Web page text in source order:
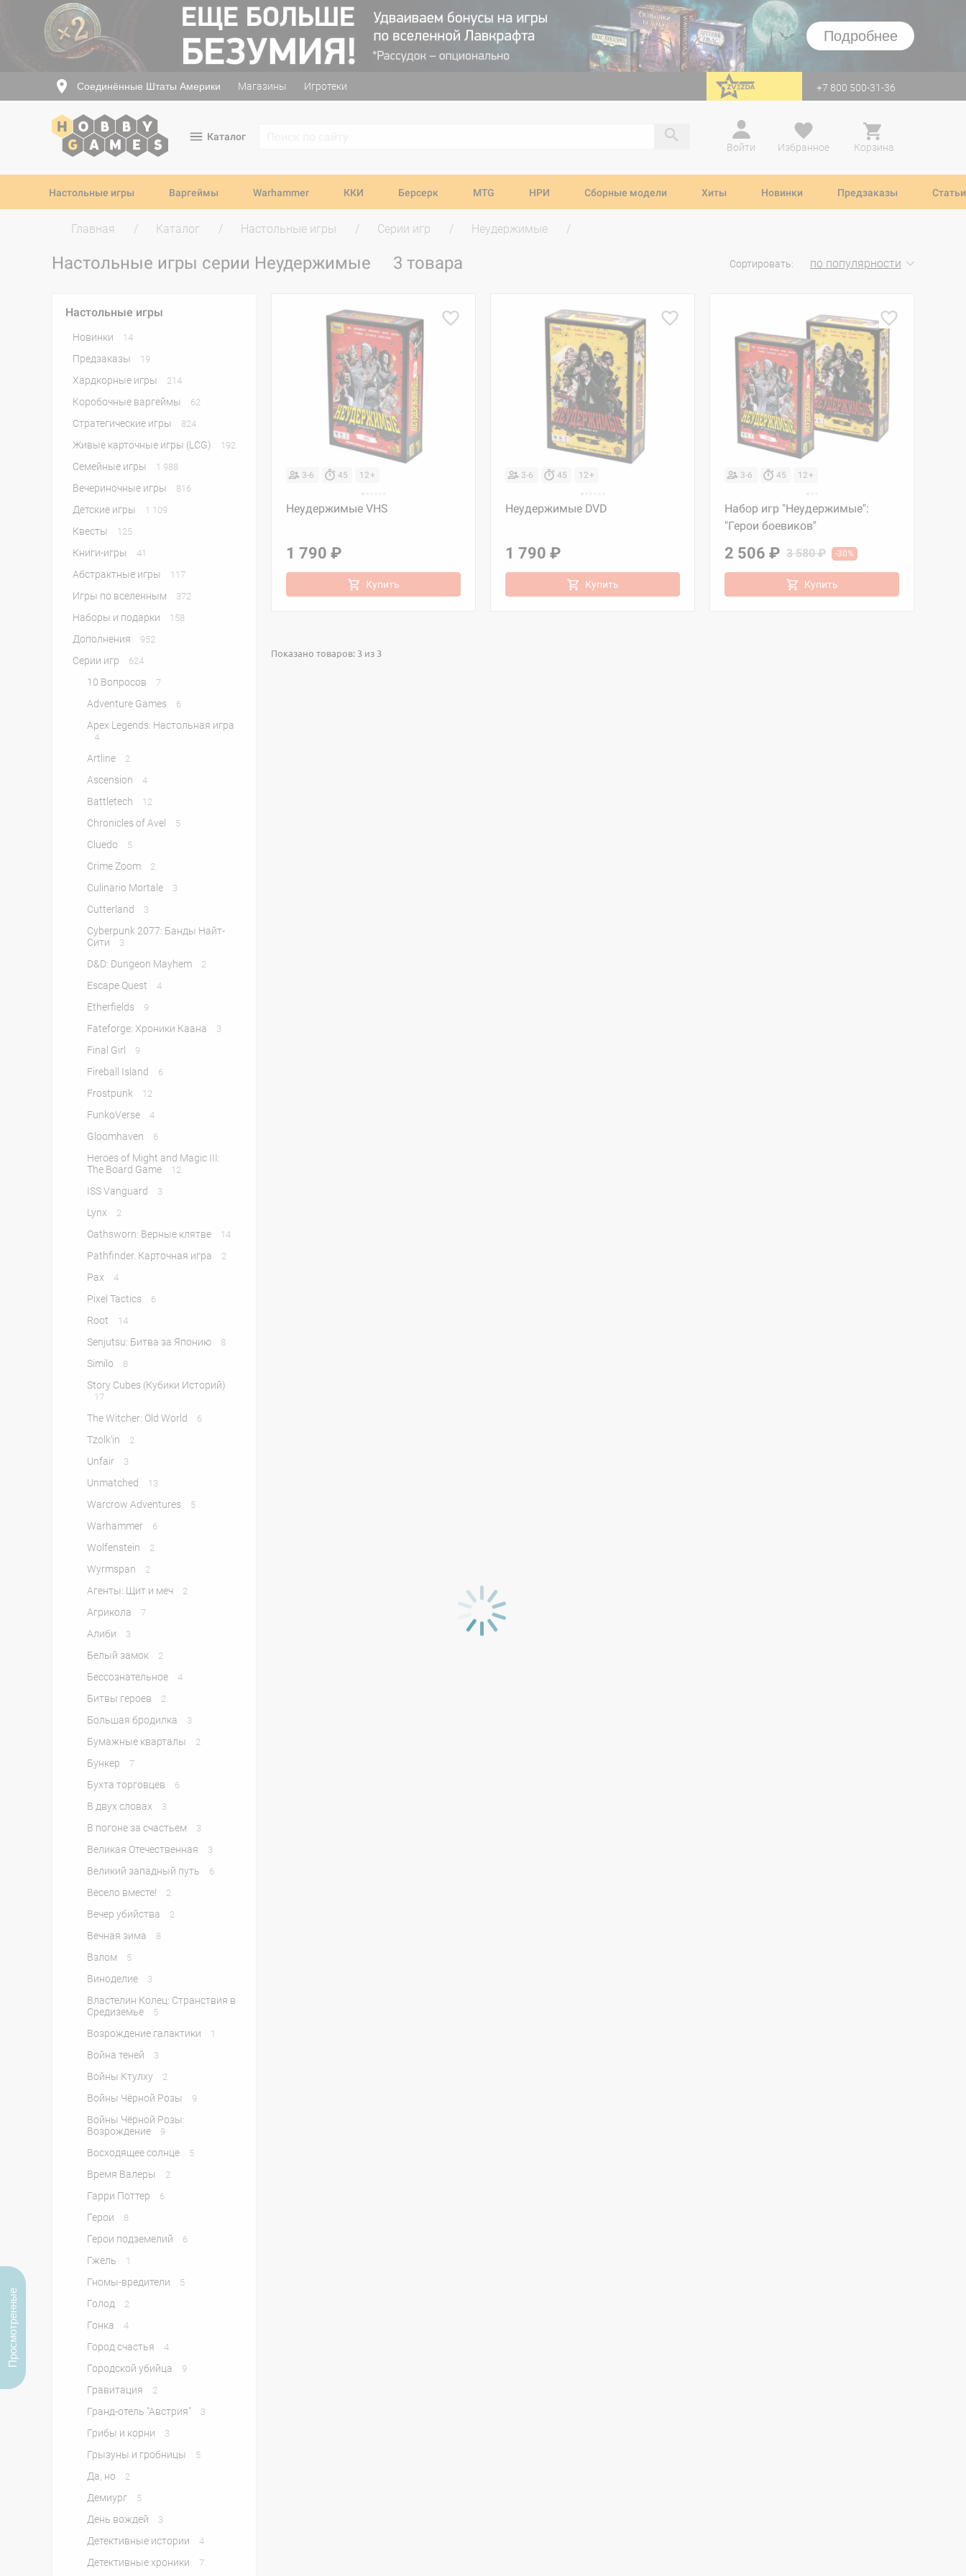
Подробнее
Соединённые Штаты Америки Магазины Игротеки перейти на Zvezda +7 800 500-31-36
Каталог
Войти
Избранное Корзина
Настольные игры Варгеймы Warhammer ККИ Берсерк MTG НРИ Сборные модели Хиты Новинки Предзаказы Статьи
Главная Каталог Настольные игры Серии игр Неудержимые
Настольные игры серии Неудержимые 3 товара Сортировать: по популярности
Настольные игры
Новинки 14
Предзаказы 19
Хардкорные игры 214
Коробочные варгеймы 62
Стратегические игры 824
Живые карточные игры (LCG) 192
Семейные игры 1 988
Вечериночные игры 816
Детские игры 1 109
Квесты 125
Книги-игры 41
Абстрактные игры 117
Игры по вселенным 372
Наборы и подарки 158
Дополнения 952
Серии игр 624
10 Вопросов 7
Adventure Games 6
Apex Legends: Настольная игра
4
Artline 2
Ascension 4
Battletech 12
Chronicles of Avel 5
Cluedo 5
Crime Zoom 2
Culinario Mortale 3
Cutterland 3
Cyberpunk 2077: Банды Найт-
Сити
3
D&D: Dungeon Mayhem 2
Escape Quest 4
Etherfields 9
Fateforge: Хроники Каана 3
Final Girl 9
Fireball Island 6
Frostpunk 12
FunkoVerse 4
Gloomhaven 6
Heroes of Might and Magic III:
The Board Game
12
ISS Vanguard 3
Lynx 2
Oathsworn: Верные клятве 14
Pathfinder. Карточная игра 2
Pax 4
Pixel Tactics 6
Root 14
Senjutsu: Битва за Японию 8
Similo 8
Story Cubes (Кубики Историй)
17
The Witcher: Old World 6
Tzolk'in 2
Unfair 3
Unmatched 13
Warcrow Adventures 5
Warhammer 6
Wolfenstein 2
Wyrmspan 2
Агенты: Щит и меч 2
Агрикола 7
Алиби 3
Белый замок 2
Бессознательное 4
Битвы героев 2
Большая бродилка 3
Бумажные кварталы 2
Бункер 7
Бухта торговцев 6
В двух словах 3
В погоне за счастьем 3
Великая Отечественная 3
Великий западный путь 6
Весело вместе! 2
Вечер убийства 2
Вечная зима 8
Взлом 5
Виноделие 3
Властелин Колец: Странствия в
Средиземье
5
Возрождение галактики 1
Война теней 3
Войны Ктулху 2
Войны Чёрной Розы 9
Войны Чёрной Розы:
Возрождение
9
Восходящее солнце 5
Время Валеры 2
Гарри Поттер 6
Герои 8
Герои подземелий 6
Гжель 1
Гномы-вредители 5
Голод 2
Гонка 4
Город счастья 4
Городской убийца 9
Гравитация 2
Гранд-отель "Австрия" 3
Грибы и корни 3
Грызуны и гробницы 5
Да, но 2
Демиург 5
День вождей 3
Детективные истории 4
Детективные хроники 7
3-6 45 12+
Неудержимые VHS
1 790 ₽
Купить
3-6 45 12+
Неудержимые DVD
1 790 ₽
Купить
3-6 45 12+
Набор игр "Неудержимые":
"Герои боевиков"
2 506 ₽ 3 580 ₽ -30%
Купить
Показано товаров: 3 из 3
Просмотренные